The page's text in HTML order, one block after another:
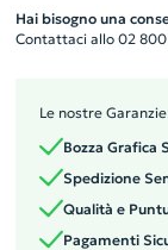
Hai bisogno una
Contattaci allo 02
Le nostre
Bozza Grafica
Spedizione
Qualità e
Pagamenti